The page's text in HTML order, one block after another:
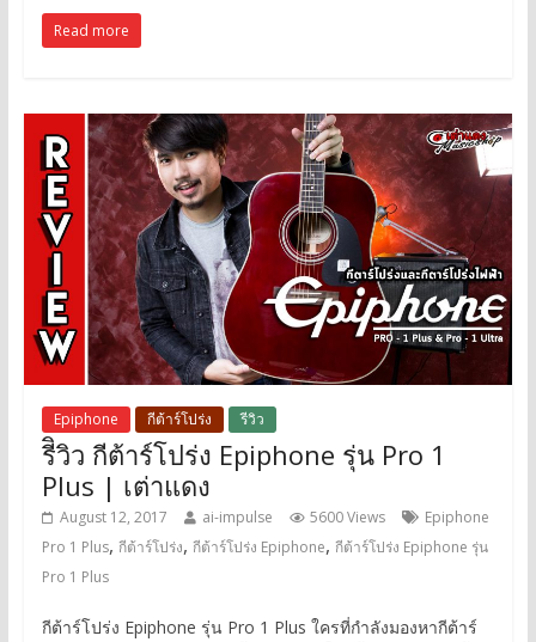
Read more
Epiphone กีต้าร์โปร่ง รีวิว
รีิวิว กีต้าร์โปร่ง Epiphone รุ่น Pro 1
Plus | เต่าแดง
August 12, 2017 ai-impulse 5600 Views
Epiphone
Pro 1 Plus, กีต้าร์โปร่ง, กีต้าร์โปร่ง Epiphone, กีต้าร์โปร่ง Epiphone รุ่น
Pro 1 Plus
กีต้าร์โปร่ง Epiphone รุ่น Pro 1 Plus ใครที่กำลังมองหากีต้าร์